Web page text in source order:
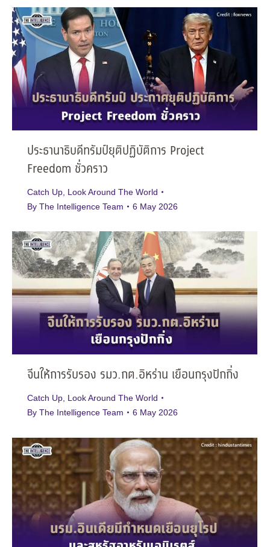
ประธานาธิบดีทรัมป์ยุติปฏิบัติการ Project
Freedom ชั่วคราว
Catch Up Look Around The World
By The Intelligence Team 6 May 2026
จีนให้การรับรอง รมว.กต.อิหร่าน เยือนกรุงปักกิ่ง
Catch Up Look Around The World
By The Intelligence Team 6 May 2026